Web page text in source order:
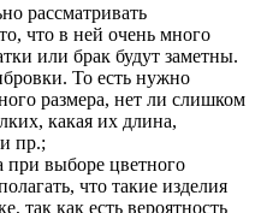
рассматривать
что в ней очень много
или брак будут заметны.
То есть нужно
размера, нет ли слишком
какая их длина,
пр.;
при выборе цветного
что такие изделия
так как есть вероятность